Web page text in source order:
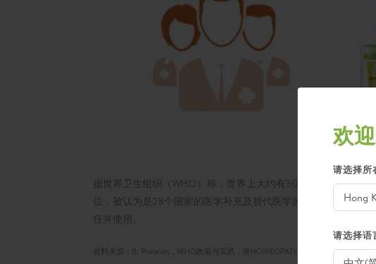
欢
请选择所
请选择语
据世界卫生组织（WHO）称，世界上大约有3亿人接受顺势产
位，被认为是28个国家的医学补充及替代医学的一部分。 尽管
任并使用。
资料来源：B. Poitevin，WHO政策与实践，将HOMEOPATHY纳入卫生系统，